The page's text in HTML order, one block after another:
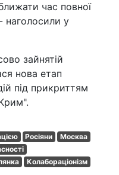
час повної
наголосили у
зайнятій
нова етап
під прикриттям
Росіяни
Москва
Колабораціонізм